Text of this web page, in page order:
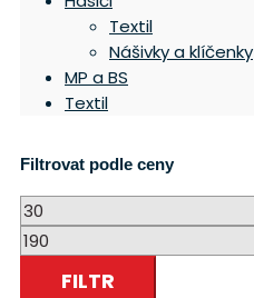
Filtrovat podle ceny
Minimální
cena
Maximální
cena
FILTR
Textil
Nášivky a klíčenky
MP a BS
Textil